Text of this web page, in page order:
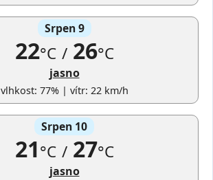
Srpen 9
22°C /26°C
jasno
vlhkost: 77% | vítr: 22 km/h
Srpen 10
21°C /27°C
jasno